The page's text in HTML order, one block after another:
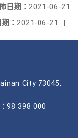
日期： 2021-06-21
： 2021-06-21 |
City 73045,
98 398 000